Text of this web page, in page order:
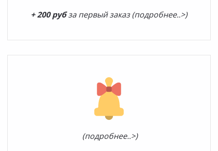
+ 200 рубза первый заказ (подробнее..>)
(подробнее..>)